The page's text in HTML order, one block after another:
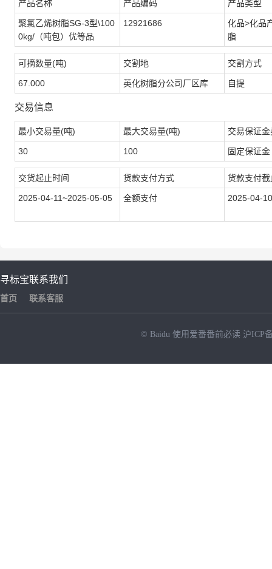
产品名称 产品编码 产品类型
聚氯乙烯树脂SG-3型\100
0kg/（吨包）优等品
12921686
化品>化品
脂
可摘数量(吨) 交割地 交割方式
67.000 英化树脂分公司厂区库 自提
交易信息
最小交易量(吨) 最大交易量(吨) 交易保证
30 100 固定保证金
交货起止时间 货款支付方式 货款支付
2025-04-11~2025-05-05 全额支付 2025-04-
寻标宝
首页
联系我们
联系客服
© Baidu 使用爱番番前必读 沪ICP